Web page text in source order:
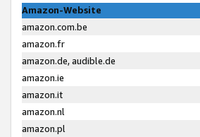
Amazon-Website
amazon.com.be
amazon.fr
amazon.de, audible.de
amazon.ie
amazon.it
amazon.nl
amazon.pl